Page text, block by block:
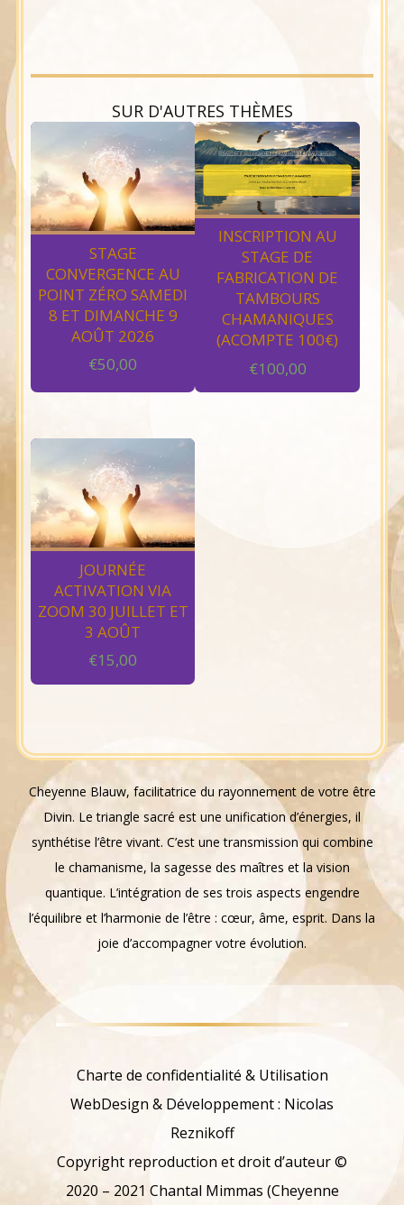
SUR D'AUTRES THÈMES
STAGE
CONVERGENCE AU
POINT ZÉRO SAMEDI
8 ET DIMANCHE 9
AOÛT 2026
€50,00
INSCRIPTION AU
STAGE DE
FABRICATION DE
TAMBOURS
CHAMANIQUES
(ACOMPTE 100€)
€100,00
JOURNÉE
ACTIVATION VIA
ZOOM 30 JUILLET ET
3 AOÛT
€15,00
Cheyenne Blauw, facilitatrice du rayonnement de votre être
Divin. Le triangle sacré est une unification d’énergies, il
synthétise l’être vivant. C’est une transmission qui combine
le chamanisme, la sagesse des maîtres et la vision
quantique. L’intégration de ses trois aspects engendre
l’équilibre et l’harmonie de l’être : cœur, âme, esprit. Dans la
joie d’accompagner votre évolution.
Charte de confidentialité & Utilisation
WebDesign & Développement : Nicolas
Reznikoff
Copyright reproduction et droit d’auteur ©
2020 – 2021 Chantal Mimmas (Cheyenne